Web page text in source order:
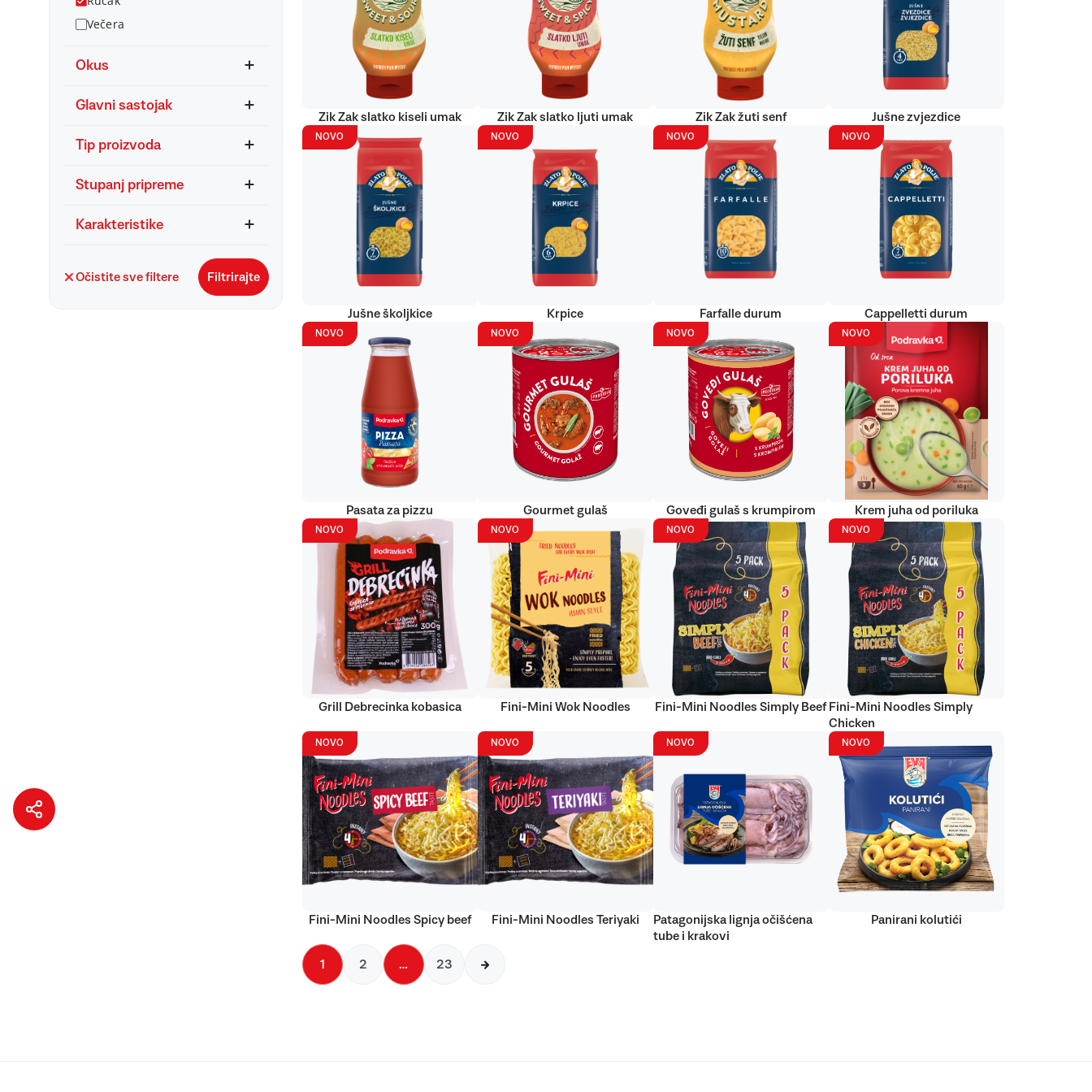
Večera
Okus
Glavni sastojak
Tip proizvoda
Stupanj pripreme
Karakteristike
Očistite sve filtere Filtrirajte
Zik Zak slatko kiseli umak Zik Zak slatko ljuti umak Zik Zak žuti senf Jušne zvjezdice
NOVO
Jušne školjkice
NOVO
Krpice
NOVO
Farfalle durum
NOVO
Cappelletti durum
NOVO
Pasata za pizzu
NOVO
Gourmet gulaš
NOVO
Goveđi gulaš s krumpirom
NOVO
Krem juha od poriluka
NOVO
Grill Debrecinka kobasica
NOVO
Fini-Mini Wok Noodles
NOVO
Fini-Mini Noodles Simply Beef
NOVO
Fini-Mini Noodles Simply
Chicken
NOVO
Fini-Mini Noodles Spicy beef
NOVO
Fini-Mini Noodles Teriyaki
NOVO
Patagonijska lignja očišćena
tube i krakovi
NOVO
Panirani kolutići
1 2 … 23